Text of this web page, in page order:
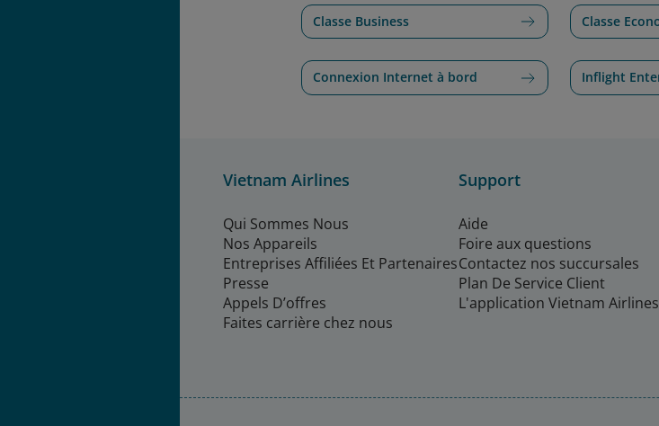
Classe Business Classe
Connexion Internet à bord Inflight
Vietnam Airlines
Qui Sommes Nous
Nos Appareils
Entreprises Affiliées Et Partenaires
Presse
Appels D’offres
Faites carrière chez nous
Support
Aide
Foire aux questions
Contactez nos succursales
Plan De Service Client
L'application Vietnam Airlines